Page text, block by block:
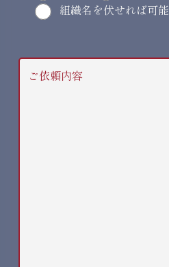
組織名を伏せれば可能
ご依頼内容